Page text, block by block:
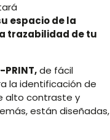
espacio de la
trazabilidad de tu
de fácil
la identificación de
alto contraste y
están diseñadas,